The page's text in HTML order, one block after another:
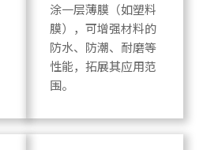
涂一层薄膜（如塑料
膜），可增强材料的
防水、防潮、耐磨等
性能，拓展其应用范
围。